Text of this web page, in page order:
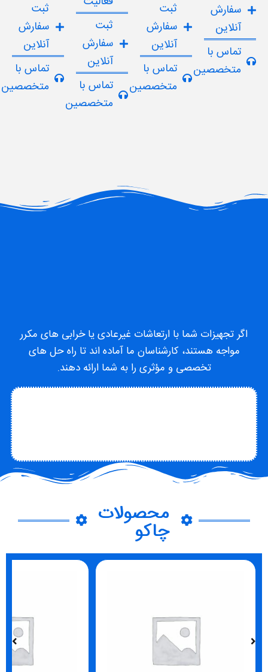
سفارش
آنلاین
تماس با
متخصصین
ثبت
سفارش
آنلاین
تماس با
متخصصین
ثبت
سفارش
آنلاین
تماس با
متخصصین
ثبت
سفارش
آنلاین
تماس با
متخصصین
اگر تجهیزات شما با ارتعاشات غیرعادی یا خرابی های مکرر
مواجه هستند، کارشناسان ما آماده اند تا راه حل های
تخصصی و مؤثری را به شما ارائه دهند.
محصولات
چاکو